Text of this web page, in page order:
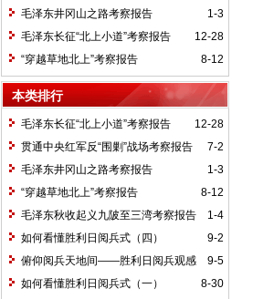
1-3
毛泽东井冈山之路考察报告
12-28
毛泽东长征“北上小道”考察报告
8-12
“穿越草地北上”考察报告
本类排行
12-28
毛泽东长征“北上小道”考察报告
7-2
贯通中央红军反“围剿”战场考察报告
1-3
毛泽东井冈山之路考察报告
8-12
“穿越草地北上”考察报告
1-4
毛泽东秋收起义九陂至三湾考察报告
9-2
如何看懂胜利日阅兵式（四）
9-5
俯仰阅兵天地间——胜利日阅兵观感
8-30
如何看懂胜利日阅兵式（一）